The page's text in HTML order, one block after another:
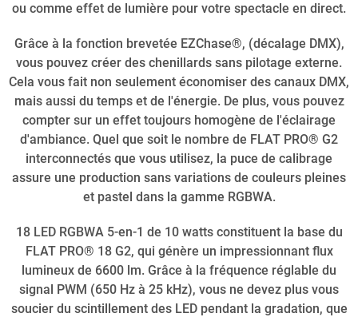
ou comme effet de lumière pour votre spectacle en direct.
Grâce à la fonction brevetée EZChase®, (décalage DMX),
vous pouvez créer des chenillards sans pilotage externe.
Cela vous fait non seulement économiser des canaux DMX,
mais aussi du temps et de l'énergie. De plus, vous pouvez
compter sur un effet toujours homogène de l'éclairage
d'ambiance. Quel que soit le nombre de FLAT PRO® G2
interconnectés que vous utilisez, la puce de calibrage
assure une production sans variations de couleurs pleines
et pastel dans la gamme RGBWA.
18 LED RGBWA 5-en-1 de 10 watts constituent la base du
FLAT PRO® 18 G2, qui génère un impressionnant flux
lumineux de 6600 lm. Grâce à la fréquence réglable du
signal PWM (650 Hz à 25 kHz), vous ne devez plus vous
soucier du scintillement des LED pendant la gradation, que